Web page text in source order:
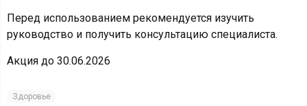
Перед использованием рекомендуется изучить
руководство и получить консультацию специалиста.
Акция до 30.06.2026
Здоровье